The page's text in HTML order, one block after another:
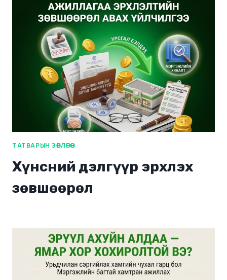
ТАТВАРЫН ЗӨВЛӨГӨӨ
Хүнсний дэлгүүр эрхлэх
зөвшөөрөл